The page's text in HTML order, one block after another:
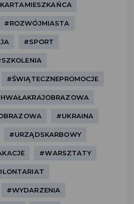
#ROZWÓJMIASTA
#SPORT
#ŚWIĄTECZNEPROMOCJE
#UKRAINA
#URZĄDSKARBOWY
#WARSZTATY
#WYDARZENIA